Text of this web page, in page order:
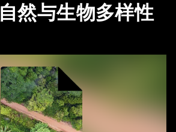
自然与生物多样性